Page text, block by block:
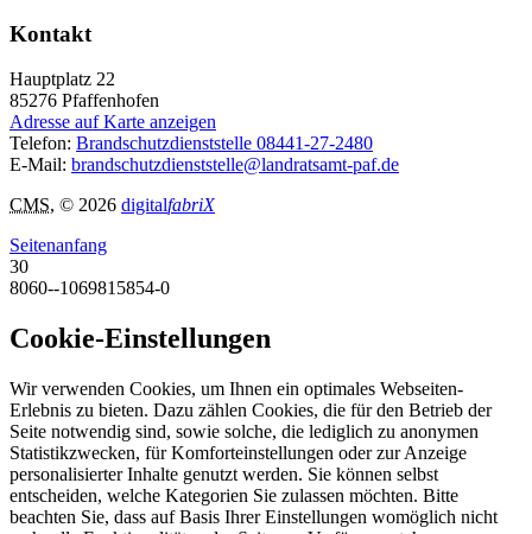
Kontakt
Hauptplatz 22
85276 Pfaffenhofen
Adresse auf Karte anzeigen
Telefon: Brandschutzdienststelle 08441-27-2480
E-Mail: brandschutzdienststelle@landratsamt-paf.de
CMS, © 2026 digitalfabriX
Seitenanfang
30
8060--1069815854-0
Cookie-Einstellungen
Wir verwenden Cookies, um Ihnen ein optimales Webseiten-
Erlebnis zu bieten. Dazu zählen Cookies, die für den Betrieb der
Seite notwendig sind, sowie solche, die lediglich zu anonymen
Statistikzwecken, für Komforteinstellungen oder zur Anzeige
personalisierter Inhalte genutzt werden. Sie können selbst
entscheiden, welche Kategorien Sie zulassen möchten. Bitte
beachten Sie, dass auf Basis Ihrer Einstellungen womöglich nicht